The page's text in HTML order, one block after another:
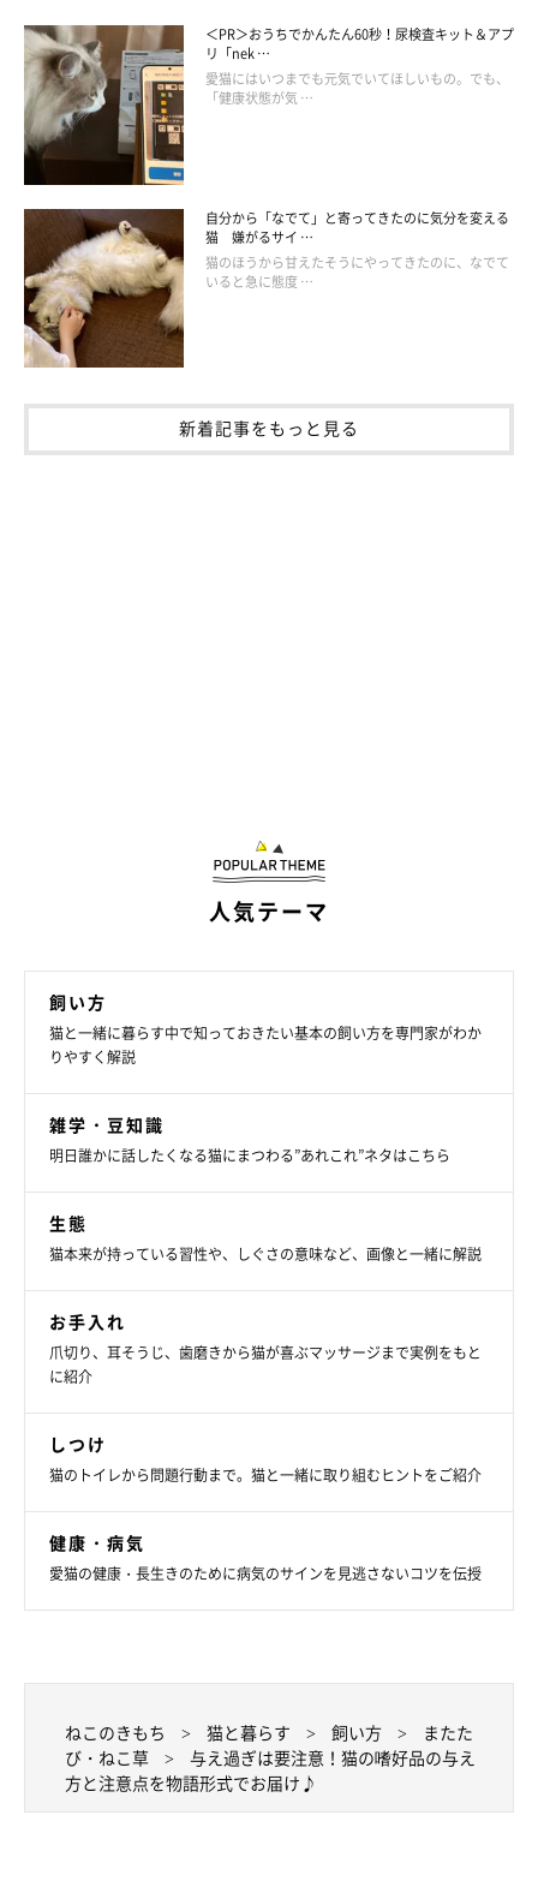
美味しいだけではありません！
まいにちのいぬ・ねこのきもちアプリ
－－最後はこちら、『猫草（ねこくさ）』でございます。
「はむっ…噛んだときの食感がたまらニャい！」
－－えぇ、イネ科の特に若草のみを厳選したものが猫草でして、
柔らかいその食感もお楽しみ頂けます。ちまたではお通じが良く
「ニャるほど、便秘気味だったからちょうどいい（むしゃむし
－－あぁっ、お客様！こちらは数本のみでお願い致します。胃腸
＜PR＞おうちでかんたん60秒！尿検査キット＆アプ
リ「nek …
愛猫にはいつまでも元気でいてほしいもの。でも、
「健康状態が気 …
自分から「なでて」と寄ってきたのに気分を変える
猫 嫌がるサイ …
猫のほうから甘えたそうにやってきたのに、なでて
いると急に態度 …
新着記事をもっと見る
人気テーマ
飼い方
猫と一緒に暮らす中で知っておきたい基本の飼い方を専門家がわか
りやすく解説
雑学・豆知識
明日誰かに話したくなる猫にまつわる”あれこれ”ネタはこちら
生態
猫本来が持っている習性や、しぐさの意味など、画像と一緒に解説
お手入れ
爪切り、耳そうじ、歯磨きから猫が喜ぶマッサージまで実例をもと
に紹介
しつけ
猫のトイレから問題行動まで。猫と一緒に取り組むヒントをご紹介
健康・病気
愛猫の健康・長生きのために病気のサインを見逃さないコツを伝授
ねこのきもち 猫と暮らす 飼い方
またた
び・ねこ草
与え過ぎは要注意！猫の嗜好品の与え
方と注意点を物語形式でお届け♪